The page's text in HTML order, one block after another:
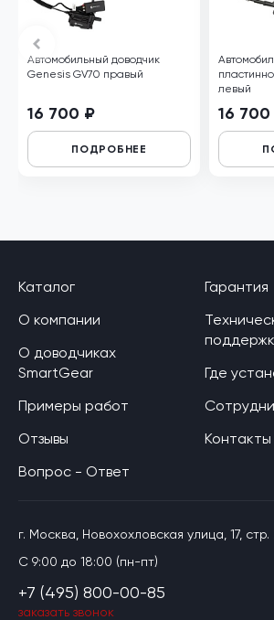
Автомобильный доводчик
Genesis GV70 правый
16 700 ₽
ПОДРОБНЕЕ
левый
16
Каталог
О компании
О доводчиках
SmartGear
Примеры работ
Отзывы
Вопрос - Ответ
Гарантия
Где
Контакты
г. Москва, Новохохловская улица, 17, стр.
C 9:00 до 18:00 (пн-пт)
+7 (495) 800-00-85
заказать звонок